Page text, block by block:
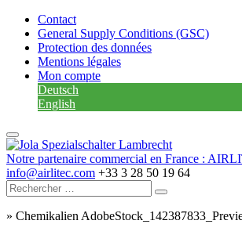
Contact
General Supply Conditions (GSC)
Protection des données
Mentions légales
Mon compte
Deutsch
English
Notre partenaire commercial en France :
info@airlitec.com +33 3 28 50 19 64
» Chemikalien